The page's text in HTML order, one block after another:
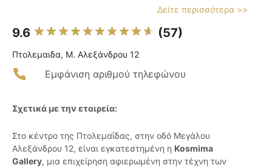
Δείτε περισσότερα >>
9.6 (57)
Πτολεμαιδα, Μ. Αλεξάνδρου 12
Εμφάνιση αριθμού τηλεφώνου
Σχετικά με την εταιρεία:
Στο κέντρο της Πτολεμαΐδας, στην οδό Μεγάλου
Αλεξάνδρου 12, είναι εγκατεστημένη η Kosmima
Gallery, μια επιχείρηση αφιερωμένη στην τέχνη των